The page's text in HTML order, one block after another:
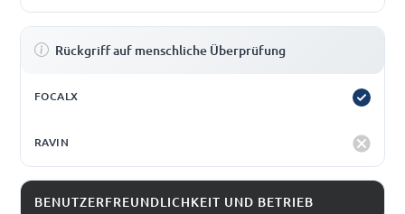
Rückgriff auf menschliche Überprüfung
BENUTZERFREUNDLICHKEIT UND BETRIEB